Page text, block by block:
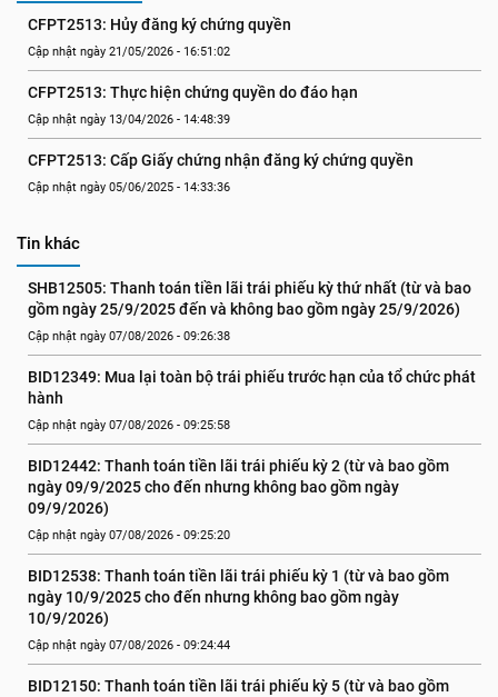
CFPT2513: Hủy đăng ký chứng quyền
Cập nhật ngày 21/05/2026 - 16:51:02
CFPT2513: Thực hiện chứng quyền do đáo hạn
Cập nhật ngày 13/04/2026 - 14:48:39
CFPT2513: Cấp Giấy chứng nhận đăng ký chứng quyền
Cập nhật ngày 05/06/2025 - 14:33:36
Tin khác
SHB12505: Thanh toán tiền lãi trái phiếu kỳ thứ nhất (từ và bao
gồm ngày 25/9/2025 đến và không bao gồm ngày 25/9/2026)
Cập nhật ngày 07/08/2026 - 09:26:38
BID12349: Mua lại toàn bộ trái phiếu trước hạn của tổ chức phát
hành
Cập nhật ngày 07/08/2026 - 09:25:58
BID12442: Thanh toán tiền lãi trái phiếu kỳ 2 (từ và bao gồm
ngày 09/9/2025 cho đến nhưng không bao gồm ngày
09/9/2026)
Cập nhật ngày 07/08/2026 - 09:25:20
BID12538: Thanh toán tiền lãi trái phiếu kỳ 1 (từ và bao gồm
ngày 10/9/2025 cho đến nhưng không bao gồm ngày
10/9/2026)
Cập nhật ngày 07/08/2026 - 09:24:44
BID12150: Thanh toán tiền lãi trái phiếu kỳ 5 (từ và bao gồm